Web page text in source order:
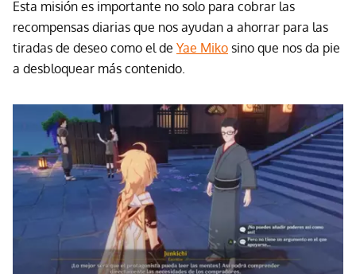
Esta misión es importante no solo para cobrar las
recompensas diarias que nos ayudan a ahorrar para las
tiradas de deseo como el de Yae Miko sino que nos da pie
a desbloquear más contenido.